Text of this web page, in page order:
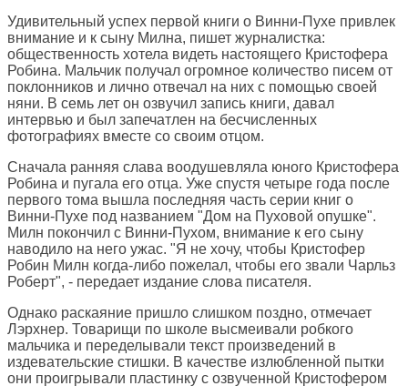
Удивительный успех первой книги о Винни-Пухе привлек
внимание и к сыну Милна, пишет журналистка:
общественность хотела видеть настоящего Кристофера
Робина. Мальчик получал огромное количество писем от
поклонников и лично отвечал на них с помощью своей
няни. В семь лет он озвучил запись книги, давал
интервью и был запечатлен на бесчисленных
фотографиях вместе со своим отцом.
Сначала ранняя слава воодушевляла юного Кристофера
Робина и пугала его отца. Уже спустя четыре года после
первого тома вышла последняя часть серии книг о
Винни-Пухе под названием "Дом на Пуховой опушке".
Милн покончил с Винни-Пухом, внимание к его сыну
наводило на него ужас. "Я не хочу, чтобы Кристофер
Робин Милн когда-либо пожелал, чтобы его звали Чарльз
Роберт", - передает издание слова писателя.
Однако раскаяние пришло слишком поздно, отмечает
Лэрхнер. Товарищи по школе высмеивали робкого
мальчика и переделывали текст произведений в
издевательские стишки. В качестве излюбленной пытки
они проигрывали пластинку с озвученной Кристофером